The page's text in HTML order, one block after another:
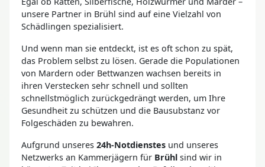
unsere Partner in Brühl sind auf eine Vielzahl von
Schädlingen spezialisiert.
Und wenn man sie entdeckt, ist es oft schon zu spät,
das Problem selbst zu lösen. Gerade die Populationen
von Mardern oder Bettwanzen wachsen bereits in
ihren Verstecken sehr schnell und sollten
schnellstmöglich zurückgedrängt werden, um Ihre
Gesundheit zu schützen und die Bausubstanz vor
Folgeschäden zu bewahren.
Aufgrund unseres 24h-Notdienstes und unseres
Netzwerks an Kammerjägern für Brühl sind wir in